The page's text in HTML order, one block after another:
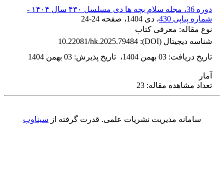
دوره 36، مجله سلام بچه ها دی مسلسل ۴۳۰ سال ۱۴۰۴ -
شماره پیاپی 430
، دی 1404 ، صفحه 24-24
نوع مقاله: معرفی کتاب
شناسه دیجیتال (DOI):
10.22081/hk.2025.79484
تاریخ دریافت: 03 بهمن 1404 ، تاریخ پذیرش: 03 بهمن 1404
آمار
تعداد مشاهده مقاله: 23
سامانه مدیریت نشریات علمی. قدرت گرفته از سیناوب